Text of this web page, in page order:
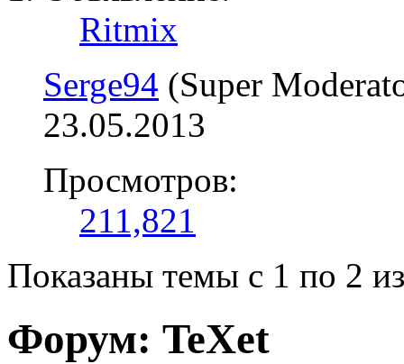
Ritmix
Serge94 (Super
23.05.2013
Просмотров:
211,821
Показаны темы с 1 по 2
Форум: TeXet